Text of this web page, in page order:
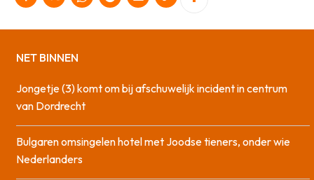
NET BINNEN
Jongetje (3) komt om bij afschuwelijk incident in centrum
van Dordrecht
Bulgaren omsingelen hotel met Joodse tieners, onder wie
Nederlanders